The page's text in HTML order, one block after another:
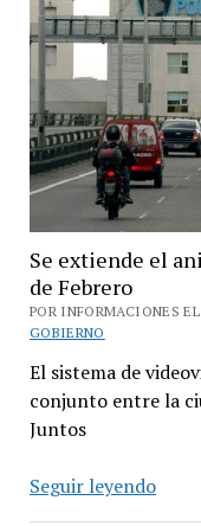
Se extiende el
de Febrero
POR INFORMACIONES
GOBIERNO
El sistema de
conjunto entre la
Juntos
Seguir leyendoSe